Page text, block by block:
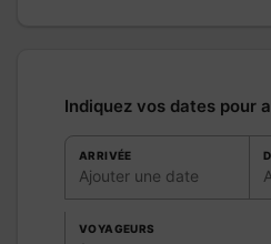
Indiquez vos dates pour
ARRIVÉE
Ajouter une date
VOYAGEURS